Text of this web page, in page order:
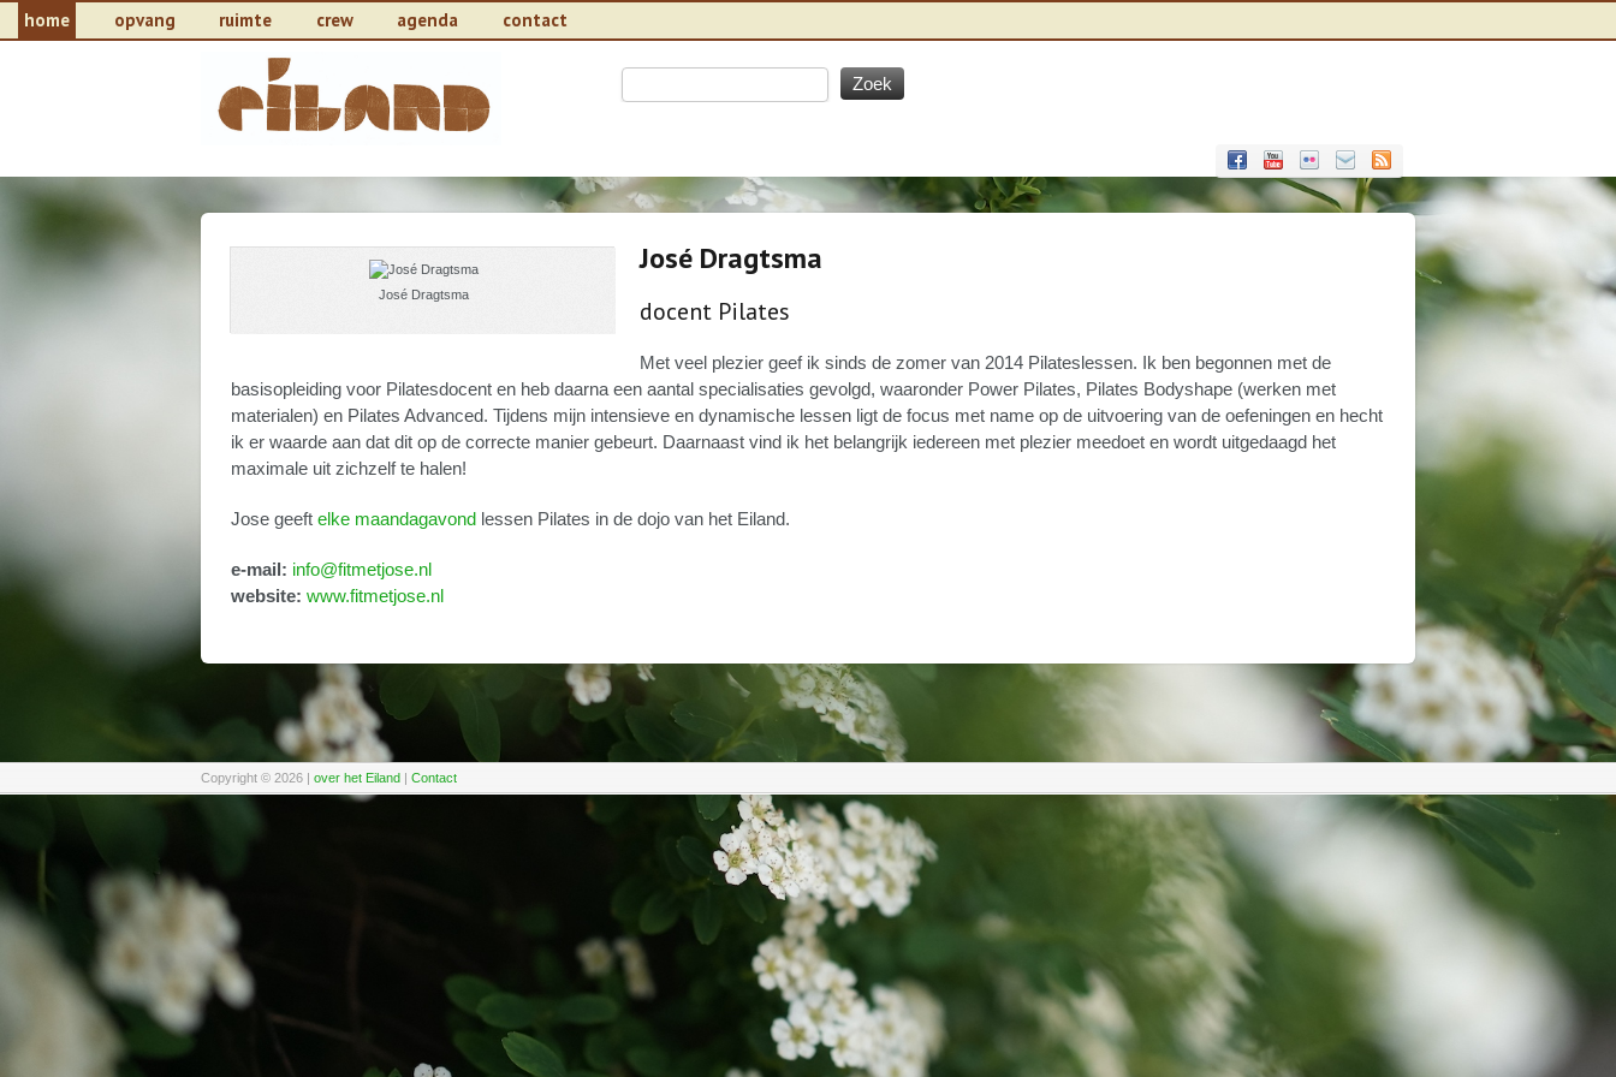
home opvang ruimte crew agenda contact
José Dragtsma
José Dragtsma
docent Pilates
Met veel plezier geef ik sinds de zomer van 2014 Pilateslessen. Ik ben begonnen met de
basisopleiding voor Pilatesdocent en heb daarna een aantal specialisaties gevolgd, waaronder Power Pilates, Pilates Bodyshape (werken met
materialen) en Pilates Advanced. Tijdens mijn intensieve en dynamische lessen ligt de focus met name op de uitvoering van de oefeningen en hecht
ik er waarde aan dat dit op de correcte manier gebeurt. Daarnaast vind ik het belangrijk iedereen met plezier meedoet en wordt uitgedaagd het
maximale uit zichzelf te halen!
Jose geeft elke maandagavond lessen Pilates in de dojo van het Eiland.
e-mail: info@fitmetjose.nl
website: www.fitmetjose.nl
Copyright © 2026 | over het Eiland | Contact